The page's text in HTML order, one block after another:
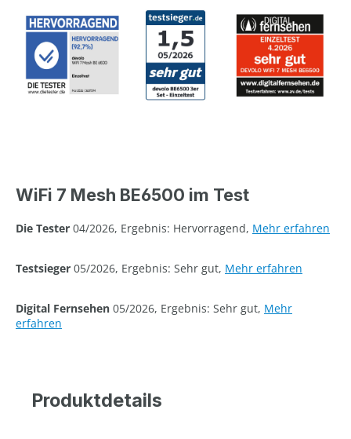
WiFi 7 Mesh BE6500 im Test
Die Tester 04/2026, Ergebnis: Hervorragend, Mehr erfahren
Testsieger 05/2026, Ergebnis: Sehr gut, Mehr erfahren
Digital Fernsehen 05/2026, Ergebnis: Sehr gut, Mehr
erfahren
Produktdetails